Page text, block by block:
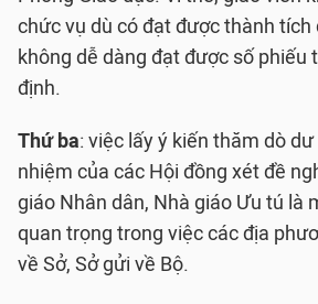
chức vụ dù có đạt được thành tích
không dễ dàng đạt được số phiếu
định.
Thứ ba: việc lấy ý kiến thăm dò
nhiệm của các Hội đồng xét đề
giáo Nhân dân, Nhà giáo Ưu tú là
quan trọng trong việc các địa
về Sở, Sở gửi về Bộ.